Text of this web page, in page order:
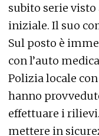
subito serie
iniziale. Il suo
Sul posto è
con l’auto
Polizia locale
hanno
effettuare i
mettere in